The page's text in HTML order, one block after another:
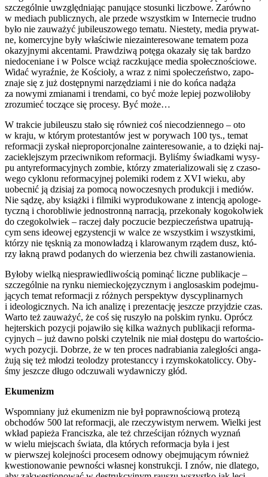
szcze­gól­nie uwzględ­nia­jąc panu­ją­ce sto­sun­ki licz­bo­we. Zarów­no
w mediach publicz­nych, ale przede wszyst­kim w Inter­ne­cie trud­no
było nie zauwa­żyć jubi­le­uszo­we­go tema­tu. Nie­ste­ty, media pry­wat­
ne, komer­cyj­ne były wła­ści­wie nie­za­in­te­re­so­wa­ne tema­tem poza
oka­zyj­ny­mi akcen­ta­mi. Praw­dzi­wą potę­ga oka­za­ły się tak bar­dzo
nie­do­ce­nia­ne i w Pol­sce wciąż racz­ku­ją­ce media spo­łecz­no­ścio­we.
Widać wyraź­nie, że Kościo­ły, a wraz z nimi spo­łe­czeń­stwo, zapo­
zna­je się z już dostęp­ny­mi narzę­dzia­mi i nie do koń­ca nadą­ża
za nowy­mi zmia­na­mi i tren­da­mi, co być może lepiej pozwo­li­ło­by
zro­zu­mieć toczą­ce się pro­ce­sy. Być może…
W trak­cie jubi­le­uszu sta­ło się rów­nież coś nie­co­dzien­ne­go – oto
w kra­ju, w któ­rym pro­te­stan­tów jest w pory­wach 100 tys., temat
refor­ma­cji zyskał nie­pro­por­cjo­nal­ne zain­te­re­so­wa­nie, a to dzię­ki naj­
za­cie­klej­szym prze­ciw­ni­kom refor­ma­cji. Byli­śmy świad­ka­mi wysy­
pu anty­re­for­ma­cyj­nych zom­bie, któ­rzy zma­te­ria­li­zo­wa­li się z cza­so­
we­go cyklo­nu refor­ma­cyj­nej pole­mi­ki rodem z XVI wie­ku, aby
uobec­nić ją dzi­siaj za pomo­cą nowo­cze­snych pro­duk­cji i mediów.
Nie sądzę, aby książ­ki i fil­mi­ki wypro­du­ko­wa­ne z inten­cją apo­lo­ge­
tycz­ną i cho­ro­bli­wie jed­no­stron­ną nar­ra­cją, prze­ko­na­ły kogo­kol­wiek
do cze­go­kol­wiek – raczej dały poczu­cie bez­pie­czeń­stwa upa­tru­ją­
cym sens ide­owej egzy­sten­cji w wal­ce ze wszyst­kim i wszyst­ki­mi,
któ­rzy nie tęsk­nią za mono­wła­dzą i kla­ro­wa­nym rzą­dem dusz, któ­
rzy łak­ną prawd poda­nych do wie­rze­nia bez chwi­li zasta­no­wie­nia.
Było­by wiel­ką nie­spra­wie­dli­wo­ścią pomi­nąć licz­ne publi­ka­cje –
szcze­gól­nie na ryn­ku nie­miec­ko­ję­zycz­nym i anglo­sa­skim podej­mu­
ją­cych temat refor­ma­cji z róż­nych per­spek­tyw dys­cy­pli­nar­nych
i ide­olo­gicz­nych. Na ich ana­li­zę i pre­zen­ta­cję jesz­cze przyj­dzie czas.
War­to też zauwa­żyć, że coś się ruszy­ło na pol­skim ryn­ku. Oprócz
hej­ter­skich pozy­cji poja­wi­ło się kil­ka waż­nych publi­ka­cji refor­ma­
cyj­nych – już daw­no pol­ski czy­tel­nik nie miał dostę­pu do war­to­ścio­
wych pozy­cji. Dobrze, że w ten pro­ces nad­ra­bia­nia zale­gło­ści anga­
żu­ją się też mło­dzi teo­lo­dzy pro­te­stanc­cy i rzym­sko­ka­to­lic­cy. Oby­
śmy jesz­cze dłu­go odczu­wa­li wydaw­ni­czy głód.
Eku­me­nizm
Wspo­mnia­ny już eku­me­nizm nie był popraw­no­ścio­wą pro­te­zą
obcho­dów 500 lat refor­ma­cji, ale rze­czy­wi­stym ner­wem. Wiel­ki jest
wkład papie­ża Fran­cisz­ka, ale też chrze­ści­jan róż­nych wyznań
w wie­lu miej­scach świa­ta, dla któ­rych refor­ma­cja była i jest
w pierw­szej kolej­no­ści pro­ce­sem odno­wy obej­mu­ją­cym rów­nież
kwe­stio­no­wa­nie pew­no­ści wła­snej kon­struk­cji. I znów, nie dla­te­go,